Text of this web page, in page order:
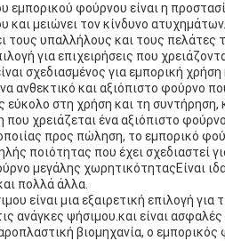
εμπορικού φούρνου είναι η
μειώνει τον κίνδυνο
τους υπαλλήλους και τους
για επιχειρήσεις που
σχεδιασμένος για εμπορική χρήση
ανθεκτικό και αξιόπιστο φούρνο
εύκολο στη χρήση και τη συντήρηση,
χρειάζεται ένα αξιόπιστο
προς πώληση, το εμπορικό
ποιότητας που έχει σχεδιαστεί
μεγάλης χωρητικότηταςΕίναι
πολλά άλλα.
είναι μια εξαιρετική επιλογή για
ανάγκες ψήσιμου.και είναι
βιομηχανία, ο εμπορικός